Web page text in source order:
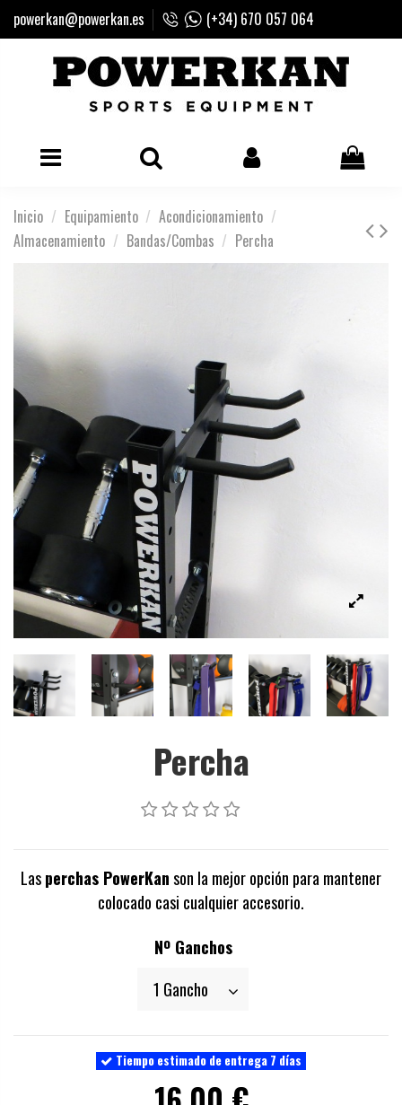
powerkan@powerkan.es (+34) 670 057 064
Inicio Equipamiento
Acondicionamiento
Almacenamiento
Bandas/Combas Percha
Percha
Lasperchas PowerKanson la mejor opción para mantener
colocado casi cualquier accesorio.
Nº Ganchos
Tiempo estimado de entrega 7 días